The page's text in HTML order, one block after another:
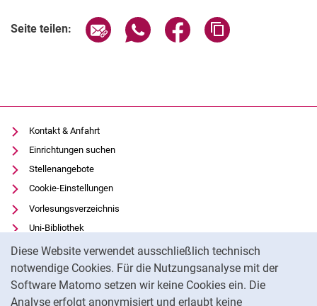
Diese Website verwendet ausschließlich technisch
notwendige Cookies. Für die Nutzungsanalyse mit der
Software Matomo setzen wir keine Cookies ein. Die
Analyse erfolgt anonymisiert und erlaubt keine
Seite teilen: Seite über E-Mail teilen
Seite über WhatsApp teilen
Seite über Facebook
Kontakt & Anfahrt
Einrichtungen suchen
Stellenangebote
Cookie-Einstellungen
Vorlesungsverzeichnis
Uni-Bibliothek
Moodle
Panopto
Datenschutz